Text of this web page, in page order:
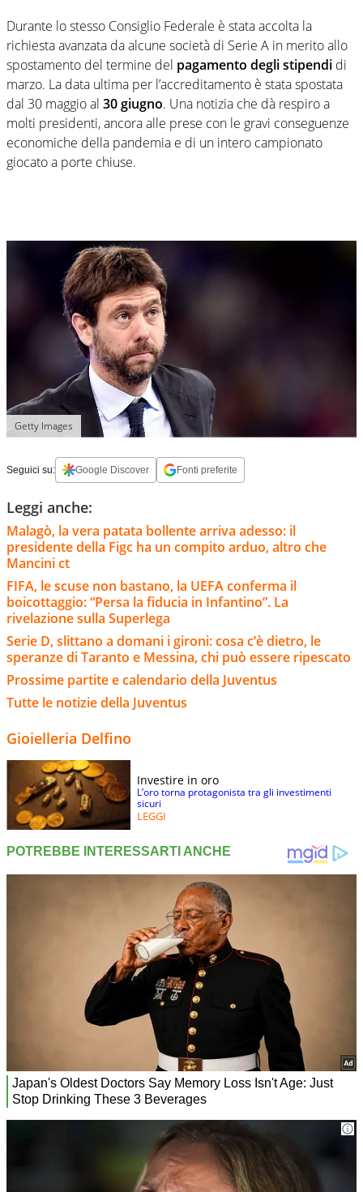
Durante lo stesso Consiglio Federale è stata accolta la
richiesta avanzata da alcune società di Serie A in merito allo
spostamento del termine del pagamento degli stipendi di
marzo. La data ultima per l’accreditamento è stata spostata
dal 30 maggio al 30 giugno. Una notizia che dà respiro a
molti presidenti, ancora alle prese con le gravi conseguenze
economiche della pandemia e di un intero campionato
giocato a porte chiuse.
Getty Images
Seguici su: Google Discover Fonti preferite
Leggi anche:
Malagò, la vera patata bollente arriva adesso: il
presidente della Figc ha un compito arduo, altro che
Mancini ct
FIFA, le scuse non bastano, la UEFA conferma il
boicottaggio: “Persa la fiducia in Infantino”. La
rivelazione sulla Superlega
Serie D, slittano a domani i gironi: cosa c’è dietro, le
speranze di Taranto e Messina, chi può essere ripescato
Prossime partite e calendario della Juventus
Tutte le notizie della Juventus
Gioielleria Delfino
Investire in oro
L’oro torna protagonista tra gli investimenti
sicuri
LEGGI